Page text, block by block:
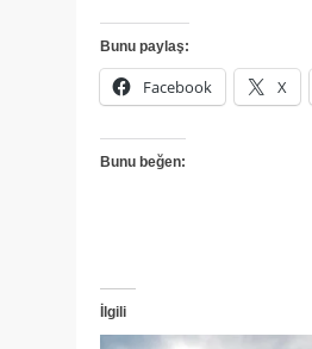
Bunu paylaş:
Facebook X
Bunu beğen:
İlgili